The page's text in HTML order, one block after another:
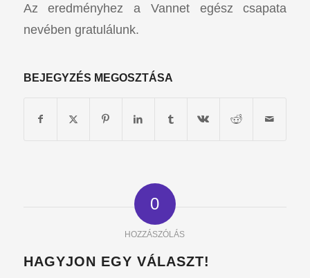
Az eredményhez a Vannet egész csapata
nevében gratulálunk.
BEJEGYZÉS MEGOSZTÁSA
0
HOZZÁSZÓLÁS
HAGYJON EGY VÁLASZT!